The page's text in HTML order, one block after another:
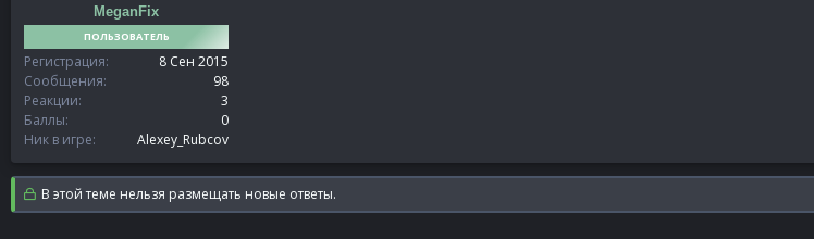
MeganFix
ПОЛЬЗОВАТЕЛЬ
Регистрация
8 Сен 2015
Сообщения
98
Реакции
3
Баллы
0
Ник в игре
Alexey_Rubcov
В этой теме нельзя размещать новые ответы.